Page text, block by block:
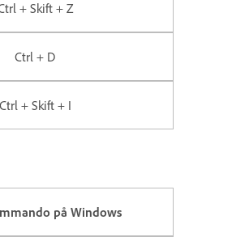
+ Skift + Z
Ctrl + D
Ctrl + Skift + I
på Windows